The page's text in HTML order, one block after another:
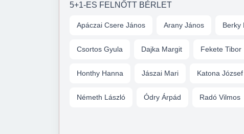
5+1-ES FELNŐTT BÉRLET
Apáczai Csere János Arany János Berky
Csortos Gyula Dajka Margit Fekete Tibor
Honthy Hanna Jászai Mari Katona
Németh László Ódry Árpád Radó Vilmos